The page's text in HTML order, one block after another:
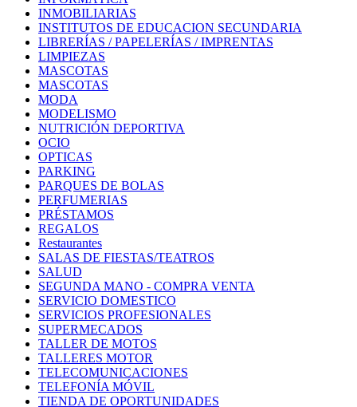
INMOBILIARIAS
INSTITUTOS DE EDUCACION SECUNDARIA
LIBRERÍAS / PAPELERÍAS / IMPRENTAS
LIMPIEZAS
MASCOTAS
MASCOTAS
MODA
MODELISMO
NUTRICIÓN DEPORTIVA
OCIO
OPTICAS
PARKING
PARQUES DE BOLAS
PERFUMERIAS
PRÉSTAMOS
REGALOS
Restaurantes
SALAS DE FIESTAS/TEATROS
SALUD
SEGUNDA MANO - COMPRA VENTA
SERVICIO DOMESTICO
SERVICIOS PROFESIONALES
SUPERMECADOS
TALLER DE MOTOS
TALLERES MOTOR
TELECOMUNICACIONES
TELEFONÍA MÓVIL
TIENDA DE OPORTUNIDADES